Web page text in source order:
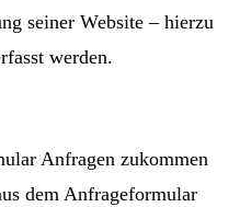
seiner Website – hierzu
werden.
Anfragen zukommen
dem Anfrageformular